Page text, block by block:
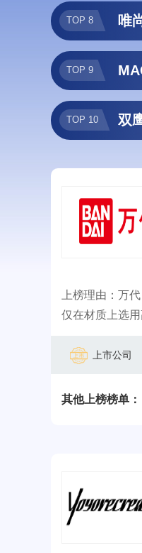
TOP 8 唯
TOP 9
TOP 10 双
上榜理由：万
仅在材质上选
上市公司
其他上榜榜单：